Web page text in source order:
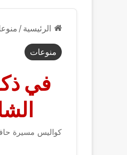
الرئيسية /
منوعات
في
كواليس مسيرة